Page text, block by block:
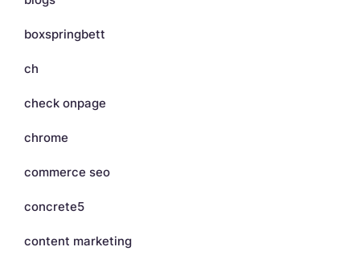
boxspringbett
ch
check onpage
chrome
commerce seo
concrete5
content marketing